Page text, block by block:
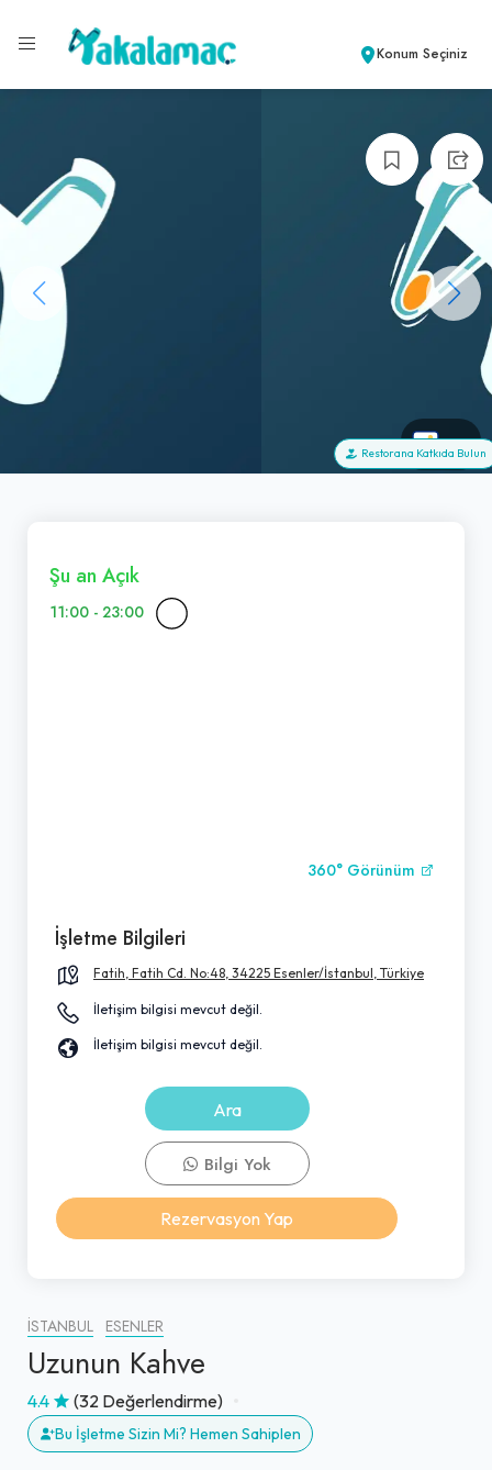
Konum Seçiniz
+0
Restorana Katkıda Bulun
İSTANBUL ESENLER
Uzunun Kahve
4.4 (32 Değerlendirme)
Bu İşletme Sizin Mi? Hemen Sahiplen
Şu an Açık
11:00 - 23:00
360° Görünüm
İşletme Bilgileri
Fatih, Fatih Cd. No:48, 34225 Esenler/İstanbul, Türkiye
İletişim bilgisi mevcut değil.
İletişim bilgisi mevcut değil.
Ara
Bilgi Yok
Rezervasyon Yap